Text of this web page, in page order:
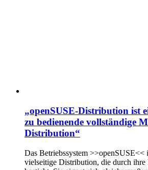
„openSUSE-Distribution ist
zu bedienende vollständige
Distribution“
Das Betriebssystem >>openSUSE<<
vielseitige Distribution, die durch